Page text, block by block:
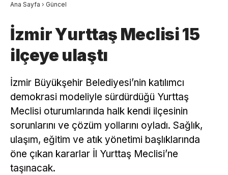
Ana Sayfa › Güncel
İzmir Yurttaş Meclisi 15
ilçeye ulaştı
İzmir Büyükşehir Belediyesi’nin katılımcı
demokrasi modeliyle sürdürdüğü Yurttaş
Meclisi oturumlarında halk kendi ilçesinin
sorunlarını ve çözüm yollarını oyladı. Sağlık,
ulaşım, eğitim ve atık yönetimi başlıklarında
öne çıkan kararlar İl Yurttaş Meclisi’ne
taşınacak.